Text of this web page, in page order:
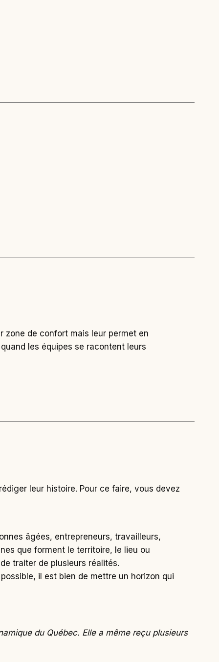
de confort mais leur permet en
les équipes se racontent leurs
leur histoire. Pour ce faire, vous devez
âgées, entrepreneurs, travailleurs,
que forment le territoire, le lieu ou
traiter de plusieurs réalités.
il est bien de mettre un horizon qui
du Québec. Elle a même reçu plusieurs